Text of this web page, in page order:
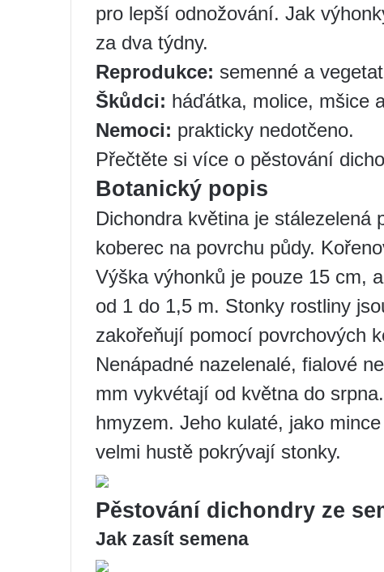
pro lepší odnožování. Jak
za dva týdny.
Reprodukce: semenné a
Škůdci: háďátka, molice, mšice
Nemoci: prakticky nedotčeno.
Přečtěte si více o pěstování
Botanický popis
Dichondra květina je
koberec na povrchu půdy.
Výška výhonků je pouze 15 cm,
od 1 do 1,5 m. Stonky rostliny
zakořeňují pomocí povrchových
Nenápadné nazelenalé, fialové
mm vykvétají od května do
hmyzem. Jeho kulaté, jako
velmi hustě pokrývají stonky.
Pěstování dichondry ze
Jak zasít semena